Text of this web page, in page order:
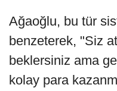
Ağaoğlu, bu tür
benzeterek, "Siz
beklersiniz ama
kolay para